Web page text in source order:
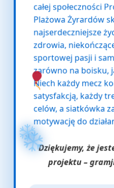
całej społeczności
Plażowa Żyrardów
najserdeczniejsze
zdrowia,
sportowej pasji i
zarówno na boisku,
Niech każdy mecz
satysfakcją, każdy
celów, a siatkówka
motywację do
Dziękujemy, że
projektu –